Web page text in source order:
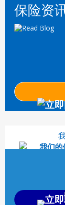
保险资